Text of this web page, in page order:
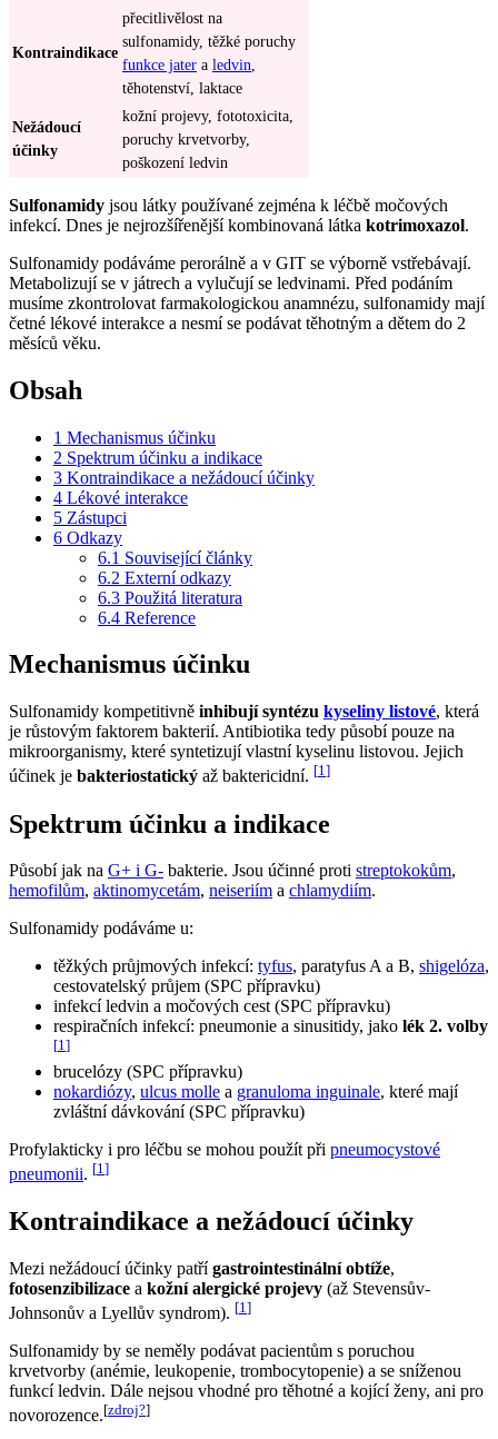
Kontraindikace
přecitlivělost na
sulfonamidy, těžké poruchy
funkce jater a ledvin
těhotenství, laktace
Nežádoucí
účinky
kožní projevy, fototoxicita,
poruchy krvetvorby,
poškození ledvin
Sulfonamidy jsou látky používané zejména k léčbě močových
infekcí. Dnes je nejrozšířenější kombinovaná látka kotrimoxazol.
Sulfonamidy podáváme perorálně a v GIT se výborně vstřebávají.
Metabolizují se v játrech a vylučují se ledvinami. Před podáním
musíme zkontrolovat farmakologickou anamnézu, sulfonamidy mají
četné lékové interakce a nesmí se podávat těhotným a dětem do 2
měsíců věku.
Obsah
1 Mechanismus účinku
2 Spektrum účinku a indikace
3 Kontraindikace a nežádoucí účinky
4 Lékové interakce
5 Zástupci
6 Odkazy
6.1 Související články
6.2 Externí odkazy
6.3 Použitá literatura
6.4 Reference
Mechanismus účinku
Sulfonamidy kompetitivně inhibují syntézu kyseliny listové, která
je růstovým faktorem bakterií. Antibiotika tedy působí pouze na
mikroorganismy, které syntetizují vlastní kyselinu listovou. Jejich
účinek je bakteriostatický až baktericidní. [1]
Spektrum účinku a indikace
Působí jak na G+ i G- bakterie. Jsou účinné proti streptokokům,
hemofilům, aktinomycetám, neiseriím a chlamydiím.
Sulfonamidy podáváme u:
těžkých průjmových infekcí: tyfus, paratyfus A a B, shigelóza,
cestovatelský průjem (SPC přípravku)
infekcí ledvin a močových cest (SPC přípravku)
respiračních infekcí: pneumonie a sinusitidy, jako lék 2. volby
[1]
brucelózy (SPC přípravku)
nokardiózy, ulcus molle a granuloma inguinale, které mají
zvláštní dávkování (SPC přípravku)
Profylakticky i pro léčbu se mohou použít při pneumocystové
pneumonii. [1 ]
Kontraindikace a nežádoucí účinky
Mezi nežádoucí účinky patřígastrointestinální obtíže,
fotosenzibilizace a kožní alergické projevy (až Stevensův-
Johnsonův a Lyellův syndrom). [1 ]
Sulfonamidy by se neměly podávat pacientům s poruchou
krvetvorby (anémie, leukopenie, trombocytopenie) a se sníženou
funkcí ledvin. Dále nejsou vhodné pro těhotné a kojící ženy, ani pro
novorozence.[zdroj?]